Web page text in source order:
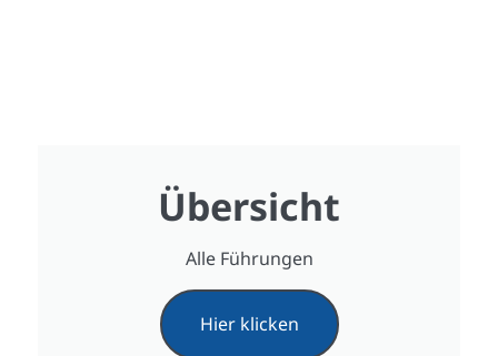
Übersicht
Alle Führungen
Hier klicken